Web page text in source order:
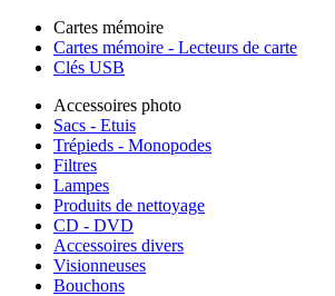
Cartes mémoire
Cartes mémoire - Lecteurs de carte
Clés USB
Accessoires photo
Sacs - Etuis
Trépieds - Monopodes
Filtres
Lampes
Produits de nettoyage
CD - DVD
Accessoires divers
Visionneuses
Bouchons